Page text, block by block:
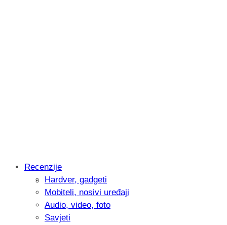
Intervju: Goran Jović, fotograf -
Recenzije
Hardver, gadgeti
Mobiteli, nosivi uređaji
Audio, video, foto
Savjeti